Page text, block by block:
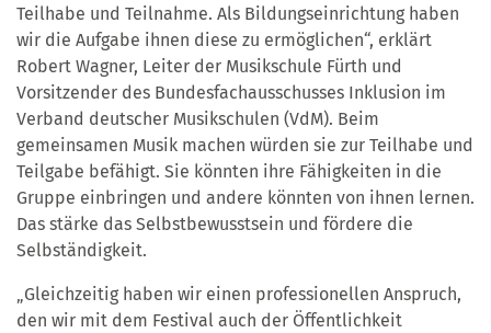
Teilhabe und Teilnahme. Als Bildungseinrichtung haben
wir die Aufgabe ihnen diese zu ermöglichen“, erklärt
Robert Wagner, Leiter der Musikschule Fürth und
Vorsitzender des Bundesfachausschusses Inklusion im
Verband deutscher Musikschulen (VdM). Beim
gemeinsamen Musik machen würden sie zur Teilhabe und
Teilgabe befähigt. Sie könnten ihre Fähigkeiten in die
Gruppe einbringen und andere könnten von ihnen lernen.
Das stärke das Selbstbewusstsein und fördere die
Selbständigkeit.
„Gleichzeitig haben wir einen professionellen Anspruch,
den wir mit dem Festival auch der Öffentlichkeit